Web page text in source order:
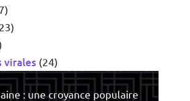
virales (24)
: une croyance populaire